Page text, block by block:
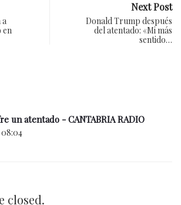
a
en
Next Post
Donald Trump después
del atentado: «Mi más
sentido…
un atentado - CANTABRIA RADIO
08:04
closed.